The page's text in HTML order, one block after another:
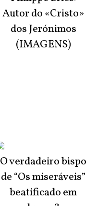
Autor do «Cristo»
dos Jerónimos
(IMAGENS)
O verdadeiro bispo
de “Os miseráveis”
beatificado em